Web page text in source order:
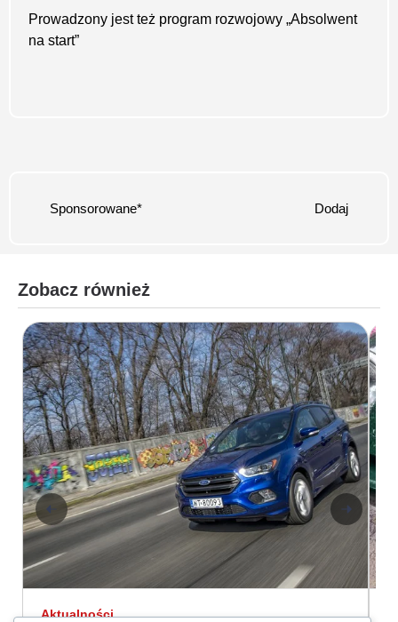
Prowadzony jest też program rozwojowy „Absolwent
na start”
Sponsorowane* Dodaj
Zobacz również
Aktualności